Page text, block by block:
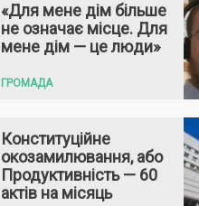
«Для мене дім більше
не означає місце. Для
мене дім — це люди»
ГРОМАДА
Конституційне
окозамилювання, або
Продуктивність — 60
актів на місяць